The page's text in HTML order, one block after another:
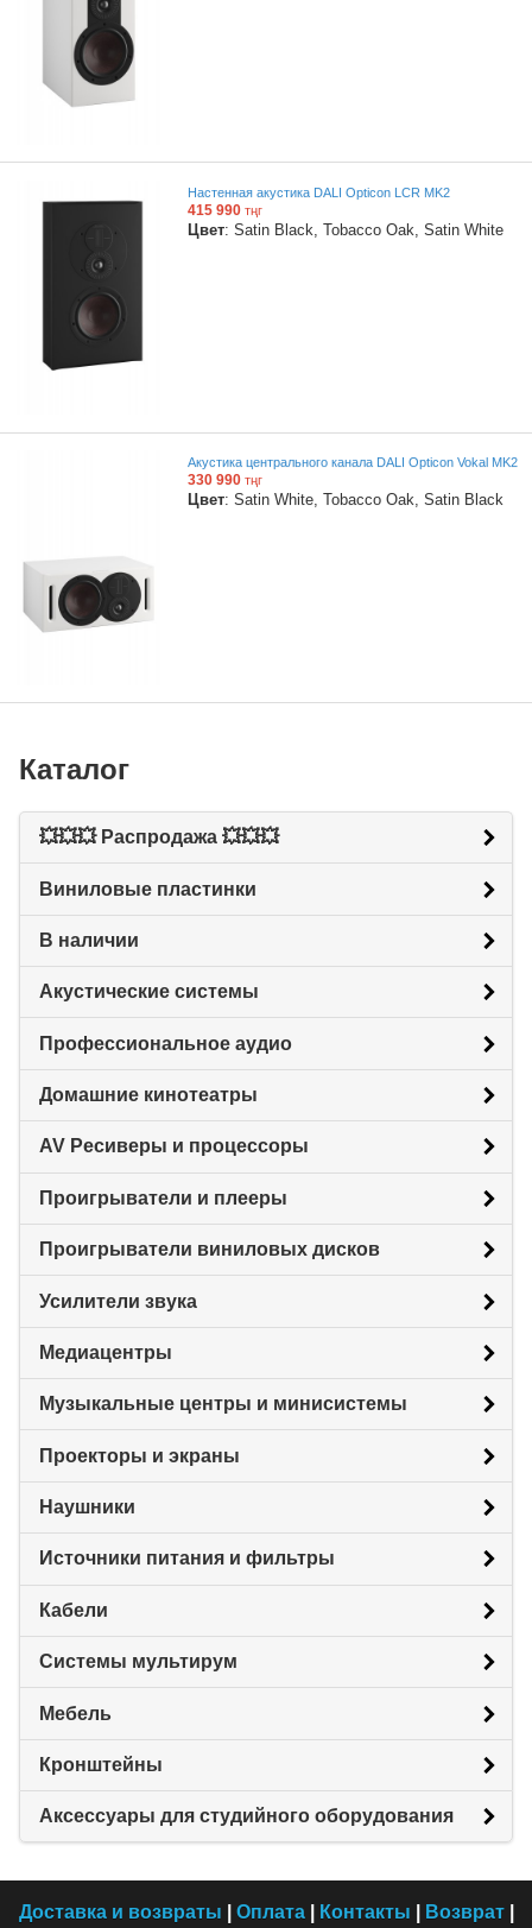
Настенная акустика DALI Opticon LCR MK2
415 990 тңг
Цвет: Satin Black, Tobacco Oak, Satin White
Акустика центрального канала DALI Opticon Vokal MK2
330 990 тңг
Цвет: Satin White, Tobacco Oak, Satin Black
Каталог
💥💥💥 Распродажа 💥💥💥
Виниловые пластинки
В наличии
Акустические системы
Профессиональное аудио
Домашние кинотеатры
AV Ресиверы и процессоры
Проигрыватели и плееры
Проигрыватели виниловых дисков
Усилители звука
Медиацентры
Музыкальные центры и минисистемы
Проекторы и экраны
Наушники
Источники питания и фильтры
Кабели
Системы мультирум
Мебель
Кронштейны
Аксессуары для студийного оборудования
Доставка и возвраты Оплата| Контакты Возврат|